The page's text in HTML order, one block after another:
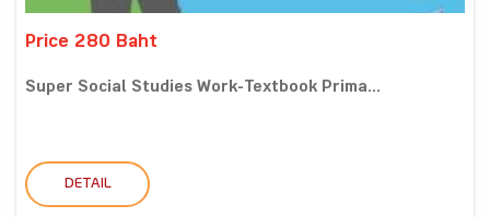
Price 280 Baht
Super Social Studies Work-Textbook Prima...
DETAIL